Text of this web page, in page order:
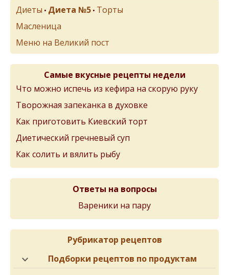
Диеты • Диета №5 • Торты
Масленица
Меню на Великий пост
Самые вкусные рецепты недели
Что можно испечь из кефира на скорую руку
Творожная запеканка в духовке
Как приготовить Киевский торт
Диетический гречневый суп
Как солить и вялить рыбу
Ответы на вопросы
Вареники на пару
Рубрикатор рецептов
Подборки рецептов по продуктам